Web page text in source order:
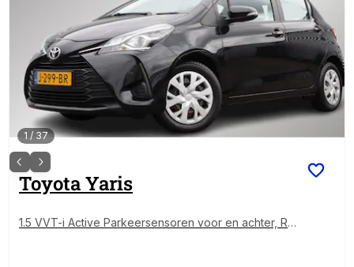
1 / 37
ToyotaYaris
1.5 VVT-i Active Parkeersensoren voor en achter, Ru